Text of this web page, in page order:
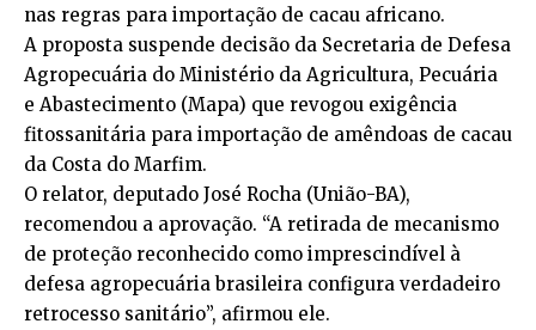
nas regras para importação de cacau africano.
A proposta suspende decisão da Secretaria de Defesa
Agropecuária do Ministério da Agricultura, Pecuária
e Abastecimento (Mapa) que revogou exigência
fitossanitária para importação de amêndoas de cacau
da Costa do Marfim.
O relator, deputado José Rocha (União-BA),
recomendou a aprovação. “A retirada de mecanismo
de proteção reconhecido como imprescindível à
defesa agropecuária brasileira configura verdadeiro
retrocesso sanitário”, afirmou ele.